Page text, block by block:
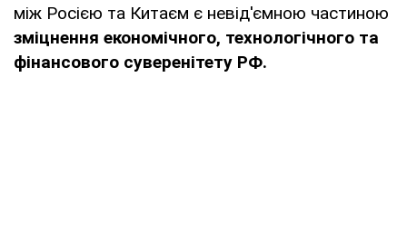
між Росією та Китаєм є невід'ємною частиною
зміцнення економічного, технологічного та
фінансового суверенітету РФ.